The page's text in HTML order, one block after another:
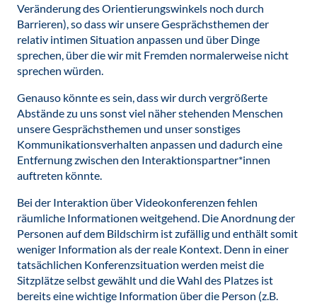
Veränderung des Orientierungswinkels noch durch
Barrieren), so dass wir unsere Gesprächsthemen der
relativ intimen Situation anpassen und über Dinge
sprechen, über die wir mit Fremden normalerweise nicht
sprechen würden.
Genauso könnte es sein, dass wir durch vergrößerte
Abstände zu uns sonst viel näher stehenden Menschen
unsere Gesprächsthemen und unser sonstiges
Kommunikationsverhalten anpassen und dadurch eine
Entfernung zwischen den Interaktionspartner*innen
auftreten könnte.
Bei der Interaktion über Videokonferenzen fehlen
räumliche Informationen weitgehend. Die Anordnung der
Personen auf dem Bildschirm ist zufällig und enthält somit
weniger Information als der reale Kontext. Denn in einer
tatsächlichen Konferenzsituation werden meist die
Sitzplätze selbst gewählt und die Wahl des Platzes ist
bereits eine wichtige Information über die Person (z.B.